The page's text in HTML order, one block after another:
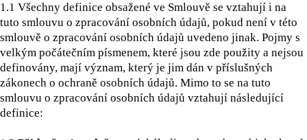
1.1 Všechny definice obsažené ve Smlouvě se vztahují i na
tuto smlouvu o zpracování osobních údajů, pokud není v této
smlouvě o zpracování osobních údajů uvedeno jinak. Pojmy s
velkým počátečním písmenem, které jsou zde použity a nejsou
definovány, mají význam, který je jim dán v příslušných
zákonech o ochraně osobních údajů. Mimo to se na tuto
smlouvu o zpracování osobních údajů vztahují následující
definice: